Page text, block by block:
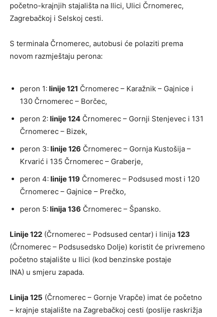
početno-krajnjih stajališta na Ilici, Ulici Črnomerec,
Zagrebačkoj i Selskoj cesti.
S terminala Črnomerec, autobusi će polaziti prema
novom razmještaju perona:
peron 1: linije 121 Črnomerec – Karažnik – Gajnice i
130 Črnomerec – Borčec,
peron 2: linije 124 Črnomerec – Gornji Stenjevec i 131
Črnomerec – Bizek,
peron 3: linije 126 Črnomerec – Gornja Kustošija –
Krvarić i 135 Črnomerec – Graberje,
peron 4: linije 119 Črnomerec – Podsused most i 120
Črnomerec – Gajnice – Prečko,
peron 5: linija 136 Črnomerec – Špansko.
Linije 122 (Črnomerec – Podsused centar) i linija 123
(Črnomerec – Podsusedsko Dolje) koristit će privremeno
početno stajalište u Ilici (kod benzinske postaje
INA) u smjeru zapada.
Linija 125 (Črnomerec – Gornje Vrapče) imat će početno
– krajnje stajalište na Zagrebačkoj cesti (poslije raskrižja